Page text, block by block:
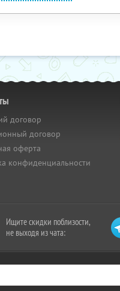
договор
договор
оферта
конфиденциальности
Ищите скидки поблизости,
не выходя из чата: